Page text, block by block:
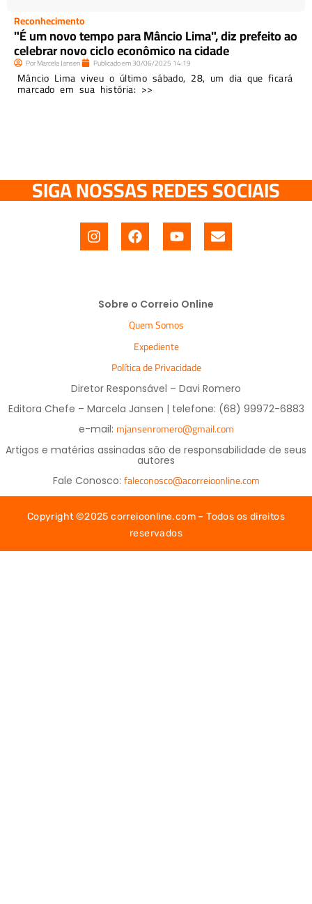
Reconhecimento
"É um novo tempo para Mâncio Lima", diz prefeito ao
celebrar novo ciclo econômico na cidade
PorMarcela Jansen Publicado em30/06/2025 14:19
Mâncio Lima viveu o último sábado, 28, um dia que ficará
marcado em sua história: >>
SIGA NOSSAS REDES SOCIAIS
Sobre o Correio Online
Quem Somos
Expediente
Política de Privacidade
Diretor Responsável – Davi Romero
Editora Chefe – Marcela Jansen | telefone: (68) 99972-6883
e-mail: mjansenromero@gmail.com
Artigos e matérias assinadas são de responsabilidade de seus
autores
Fale Conosco: faleconosco@acorreioonline.com
Copyright ©2025 correioonline.com – Todos os direitos
reservados